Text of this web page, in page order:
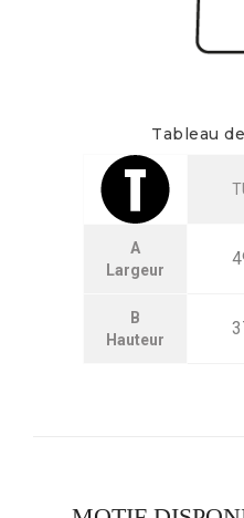
Tableau
A
Largeur
B
Hauteur